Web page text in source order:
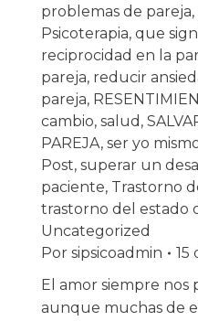
problemas de pareja,
Psicoterapia, que
reciprocidad en la
pareja, reducir
pareja,
cambio, salud ,
PAREJA, ser yo
Post, superar un
paciente, Trastorno
trastorno del estado
Uncategorized
Por sipsicoadmin
15
El amor siempre nos
aunque muchas de